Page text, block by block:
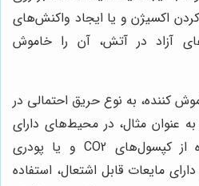
اکسیژن و یا ایجاد واکنش‌های
آزاد در آتش، آن را خاموش
کننده، به نوع حریق احتمالی در
عنوان مثال، در محیط‌های دارای
تجهیزات الکتریکی، استفاده از کپسول‌های CO2 و یا پودری
مایعات قابل اشتعال، استفاده